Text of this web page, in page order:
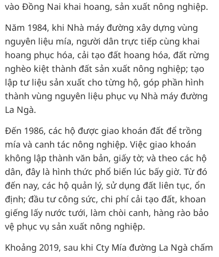
vào Đồng Nai khai hoang, sản xuất nông nghiệp.
Năm 1984, khi Nhà máy đường xây dựng vùng
nguyên liệu mía, người dân trực tiếp cùng khai
hoang phục hóa, cải tạo đất hoang hóa, đất rừng
nghèo kiệt thành đất sản xuất nông nghiệp; tạo
lập tư liệu sản xuất cho từng hộ, góp phần hình
thành vùng nguyên liệu phục vụ Nhà máy đường
La Ngà.
Đến 1986, các hộ được giao khoán đất để trồng
mía và canh tác nông nghiệp. Việc giao khoán
không lập thành văn bản, giấy tờ; và theo các hộ
dân, đây là hình thức phổ biến lúc bấy giờ. Từ đó
đến nay, các hộ quản lý, sử dụng đất liên tục, ổn
định; đầu tư công sức, chi phí cải tạo đất, khoan
giếng lấy nước tưới, làm chòi canh, hàng rào bảo
vệ phục vụ sản xuất nông nghiệp.
Khoảng 2019, sau khi Cty Mía đường La Ngà chấm